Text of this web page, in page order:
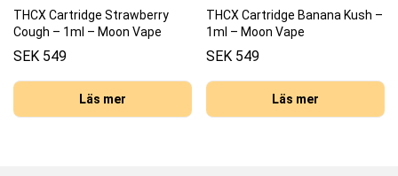
THCX Cartridge Strawberry
Cough – 1ml – Moon Vape
SEK 549
Läs mer
THCX Cartridge Banana Kush –
1ml – Moon Vape
SEK 549
Läs mer